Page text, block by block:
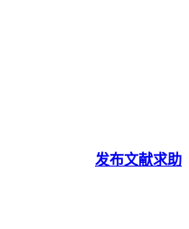
发布文献求助